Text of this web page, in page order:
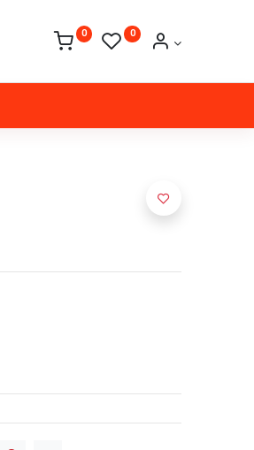
0 0